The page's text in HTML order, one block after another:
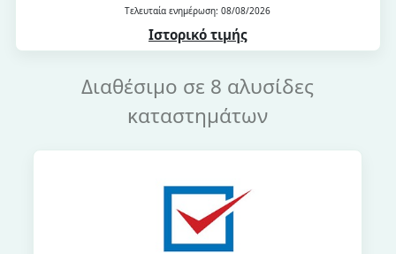
Τελευταία ενημέρωση: 08/08/2026
Ιστορικό τιμής
Διαθέσιμο σε 8 αλυσίδες
καταστημάτων